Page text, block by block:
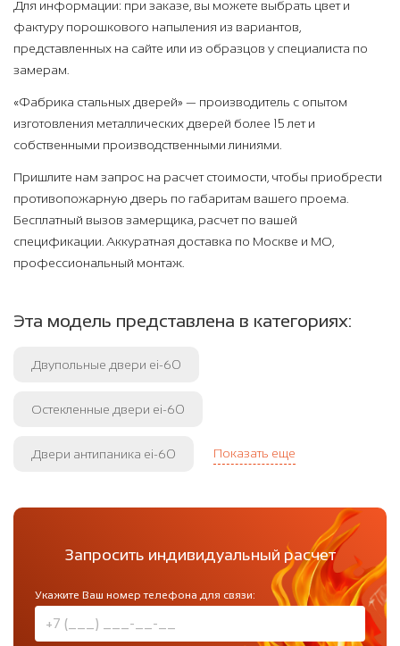
Для информации: при заказе, вы можете выбрать цвет и
фактуру порошкового напыления из вариантов,
представленных на сайте или из образцов у специалиста по
замерам.
«Фабрика стальных дверей» — производитель с опытом
изготовления металлических дверей более 15 лет и
собственными производственными линиями.
Пришлите нам запрос на расчет стоимости, чтобы приобрести
противопожарную дверь по габаритам вашего проема.
Бесплатный вызов замерщика, расчет по вашей
спецификации. Аккуратная доставка по Москве и МО,
профессиональный монтаж.
Эта модель представлена в категориях:
Двупольные двери ei-60
Остекленные двери ei-60
Двери антипаника ei-60 Показать еще
Запросить индивидуальный расчет
Укажите Ваш номер телефона для связи: